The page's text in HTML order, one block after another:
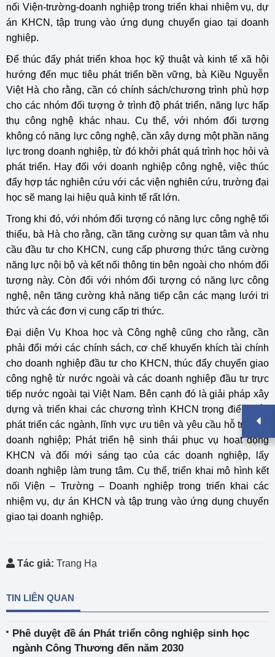
nối Viện-trường-doanh nghiệp trong triển khai nhiệm vụ, dự
án KHCN, tập trung vào ứng dụng chuyển giao tại doanh
nghiệp.
Để thúc đẩy phát triển khoa học kỹ thuật và kinh tế xã hội
hướng đến mục tiêu phát triển bền vững, bà Kiều Nguyễn
Việt Hà cho rằng, cần có chính sách/chương trình phù hợp
cho các nhóm đối tượng ở trình độ phát triển, năng lực hấp
thụ công nghệ khác nhau. Cụ thể, với nhóm đối tượng
không có năng lực công nghệ, cần xây dựng một phần năng
lực trong doanh nghiệp, từ đó khởi phát quá trình học hỏi và
phát triển. Hay đối với doanh nghiệp công nghệ, việc thúc
đẩy hợp tác nghiên cứu với các viện nghiên cứu, trường đại
học sẽ mang lại hiệu quả kinh tế rất lớn.
Trong khi đó, với nhóm đối tượng có năng lực công nghệ tối
thiểu, bà Hà cho rằng, cần tăng cường sự quan tâm và nhu
cầu đầu tư cho KHCN, cung cấp phương thức tăng cường
năng lực nội bộ và kết nối thông tin bên ngoài cho nhóm đối
tượng này. Còn đối với nhóm đối tượng có năng lực công
nghệ, nên tăng cường khả năng tiếp cận các mạng lưới tri
thức và các đơn vị cung cấp tri thức.
Đại diện Vụ Khoa học và Công nghệ cũng cho rằng, cần
phải đổi mới các chính sách, cơ chế khuyến khích tài chính
cho doanh nghiệp đầu tư cho KHCN, thúc đẩy chuyển giao
công nghệ từ nước ngoài và các doanh nghiệp đầu tư trực
tiếp nước ngoài tại Việt Nam. Bên cạnh đó là giải pháp xây
dựng và triển khai các chương trình KHCN trọng điểm gắn
phát triển các ngành, lĩnh vực ưu tiên và yêu cầu hỗ trợ của
doanh nghiệp; Phát triển hệ sinh thái phục vụ hoạt động
KHCN và đổi mới sáng tạo của các doanh nghiệp, lấy
doanh nghiệp làm trung tâm. Cụ thể, triển khai mô hình kết
nối Viện – Trường – Doanh nghiệp trong triển khai các
nhiệm vụ, dự án KHCN và tập trung vào ứng dụng chuyển
giao tại doanh nghiệp.
Tác giả: Trang Hạ
TIN LIÊN QUAN
Phê duyệt đề án Phát triển công nghiệp sinh học
ngành Công Thương đến năm 2030